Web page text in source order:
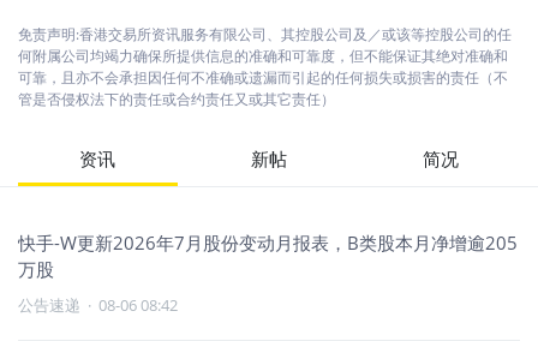
免责声明:香港交易所资讯服务有限公司、其控股公司及／或该等控股公司的任
何附属公司均竭力确保所提供信息的准确和可靠度，但不能保证其绝对准确和
可靠，且亦不会承担因任何不准确或遗漏而引起的任何损失或损害的责任（不
管是否侵权法下的责任或合约责任又或其它责任）
资讯 新帖 简况
快手-W更新2026年7月股份变动月报表，B类股本月净增逾205
万股
公告速递 · 08-06 08:42